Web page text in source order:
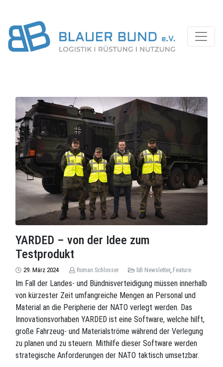
YARDED – von der Idee zum
Testprodukt
29. März 2024 Roman.Schlosser bB Newsletter, Feature
Im Fall der Landes- und Bündnisverteidigung müssen innerhalb
von kürzester Zeit umfangreiche Mengen an Personal und
Material an die Peripherie der NATO verlegt werden. Das
Innovationsvorhaben YARDED ist eine Software, welche hilft,
große Fahrzeug- und Materialströme während der Verlegung
zu planen und zu steuern. Mithilfe dieser Software werden
strategische Anforderungen der NATO taktisch umsetzbar.